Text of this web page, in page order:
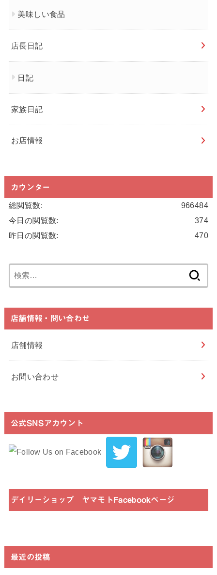
美味しい食品
店長日記
日記
家族日記
お店情報
カウンター
966484
総閲覧数:
374
今日の閲覧数:
470
昨日の閲覧数:
索:
店舗情報・問い合わせ
店舗情報
お問い合わせ
公式SNSアカウント
デイリーショップ ヤマモトFacebookページ
最近の投稿